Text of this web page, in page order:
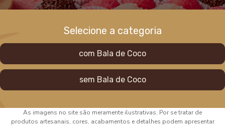
Selecione a categoria
com Bala de Coco
sem Bala de Coco
As imagens no site são meramente ilustrativas. Por se tratar de
produtos artesanais, cores, acabamentos e detalhes podem apresentar